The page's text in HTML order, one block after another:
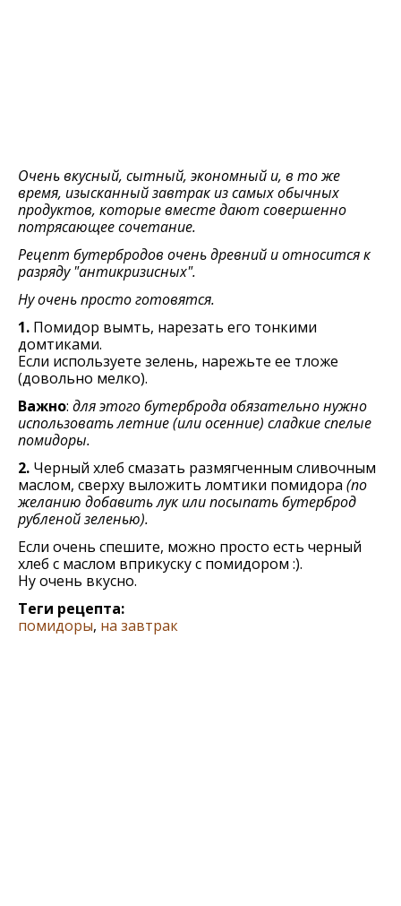
Очень вкусный, сытный, экономный и, в то же
время, изысканный завтрак из самых обычных
продуктов, которые вместе дают совершенно
потрясающее сочетание.
Рецепт бутербродов очень древний и относится к
разряду "антикризисных".
Ну очень просто готовятся.
1. Помидор вымть, нарезать его тонкими
домтиками.
Если используете зелень, нарежьте ее тложе
(довольно мелко).
Важно: для этого бутерброда обязательно нужно
использовать летние (или осенние) сладкие спелые
помидоры.
2. Черный хлеб cмазать размягченным сливочным
маслом, сверху выложить ломтики помидора (по
желанию добавить лук или посыпать бутерброд
рубленой зеленью).
Если очень спешите, можно просто есть черный
хлеб с маслом вприкуску с помидором :).
Ну очень вкусно.
Теги рецепта:
помидоры, на завтрак